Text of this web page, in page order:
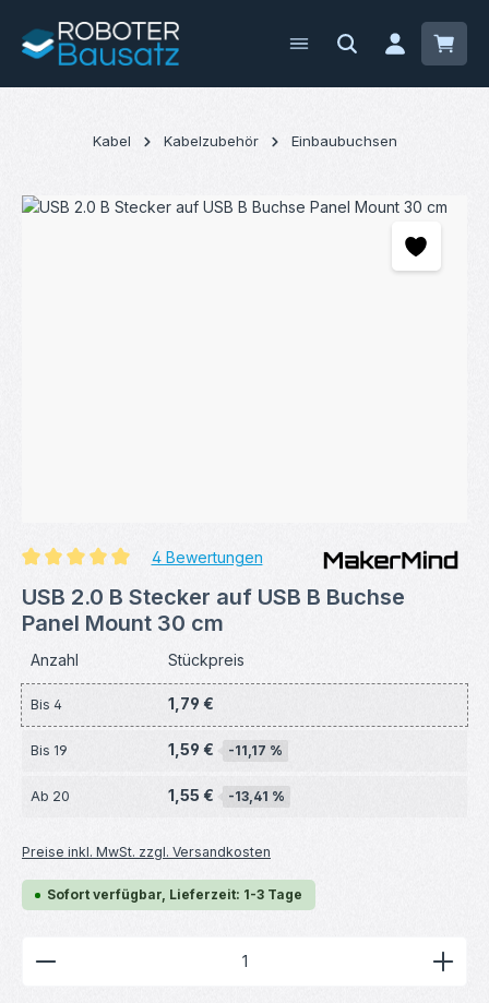
Zum Hauptinhalt springen
Kabel Kabelzubehör Einbaubuchsen
Bildergalerie überspringen
4 Bewertungen
USB 2.0 B Stecker auf USB B Buchse
Panel Mount 30 cm
Anzahl Stückpreis
Bis 4 1,79 €
Bis 19 1,59 € -11,17 %
Ab 20 1,55 € -13,41 %
Preise inkl. MwSt. zzgl. Versandkosten
Sofort verfügbar, Lieferzeit: 1-3 Tage
Produkt Anzahl: Gib den gewünschten Wert ein